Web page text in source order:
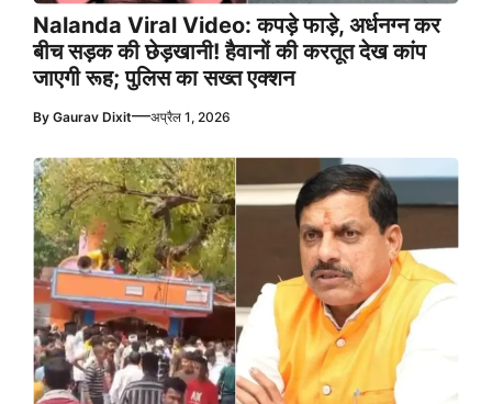
Nalanda Viral Video: कपड़े फाड़े, अर्धनग्न कर
बीच सड़क की छेड़खानी! हैवानों की करतूत देख कांप
जाएगी रूह; पुलिस का सख्त एक्शन
By Gaurav Dixit—अप्रैल 1, 2026